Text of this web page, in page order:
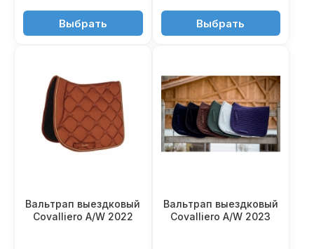
9'950 ₽Выбрать 4'950 ₽Выбрать
Вальтрап выездковый
Covalliero A/W 2022
Вальтрап выездковый
Covalliero A/W 2023